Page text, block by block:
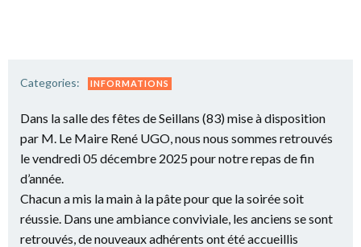
Categories: INFORMATIONS
Dans la salle des fêtes de Seillans (83) mise à disposition
par M. Le Maire René UGO, nous nous sommes retrouvés
le vendredi 05 décembre 2025 pour notre repas de fin
d’année.
Chacun a mis la main à la pâte pour que la soirée soit
réussie. Dans une ambiance conviviale, les anciens se sont
retrouvés, de nouveaux adhérents ont été accueillis